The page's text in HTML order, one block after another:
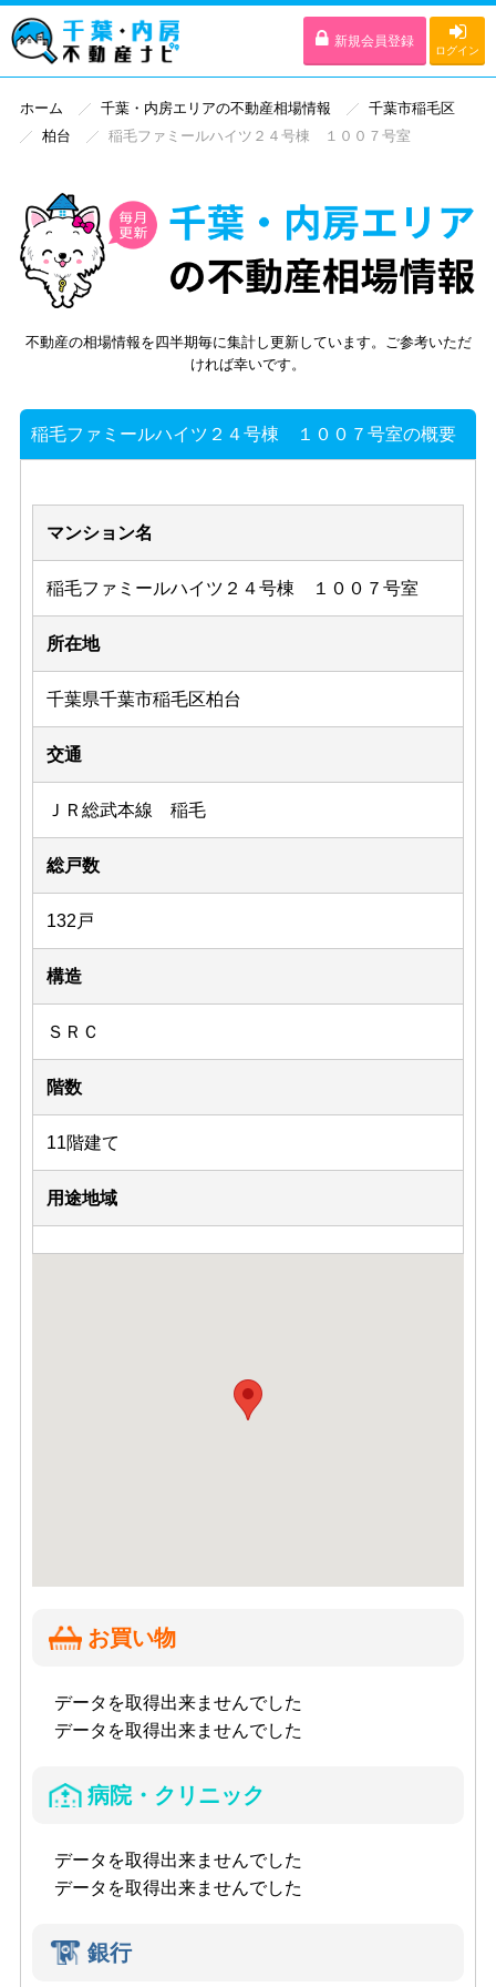
新規会員登録
ログイン
ホーム 千葉・内房エリアの不動産相場情報
千葉市稲毛区
柏台
稲毛ファミールハイツ２４号棟 １００７号室
不動産の相場情報を四半期毎に集計し更新しています。ご参考いただ
ければ幸いです。
稲毛ファミールハイツ２４号棟 １００７号室の概要
マンション名
稲毛ファミールハイツ２４号棟 １００７号室
所在地
千葉県千葉市稲毛区柏台
交通
ＪＲ総武本線 稲毛
総戸数
132戸
構造
ＳＲＣ
階数
11階建て
用途地域
お買い物
データを取得出来ませんでした
データを取得出来ませんでした
病院・クリニック
データを取得出来ませんでした
データを取得出来ませんでした
銀行